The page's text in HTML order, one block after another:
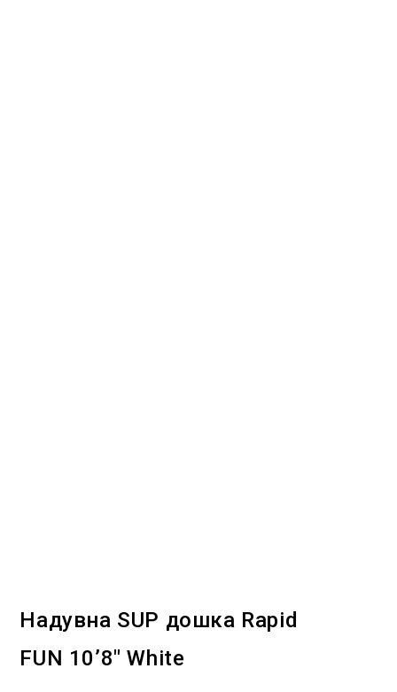
Надувна SUP дошка Rapid
FUN 10’8″ White